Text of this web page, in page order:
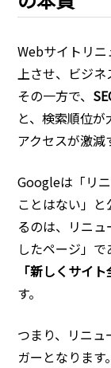
Webサイトリ
上させ、ビジネ
その一方で、
と、検索順位
アクセスが激減
Googleは「リ
ことはない」
るのは、リニ
したページ」
「新しくサイ
す。
つまり、リニュ
ガーとなりま